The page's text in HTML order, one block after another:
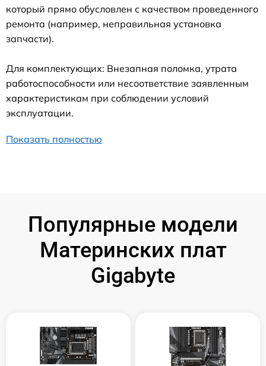
который прямо обусловлен с качеством проведенного
ремонта (например, неправильная установка
запчасти).
Для комплектующих: Внезапная поломка, утрата
работоспособности или несоответствие заявленным
характеристикам при соблюдении условий
эксплуатации.
Показать полностью
Популярные модели
Материнских плат
Gigabyte